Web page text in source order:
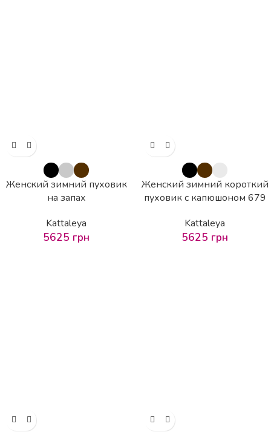
Женский зимний пуховик
на запах
Kattaleya
5625 грн
Женский зимний короткий
пуховик с капюшоном 679
Kattaleya
5625 грн